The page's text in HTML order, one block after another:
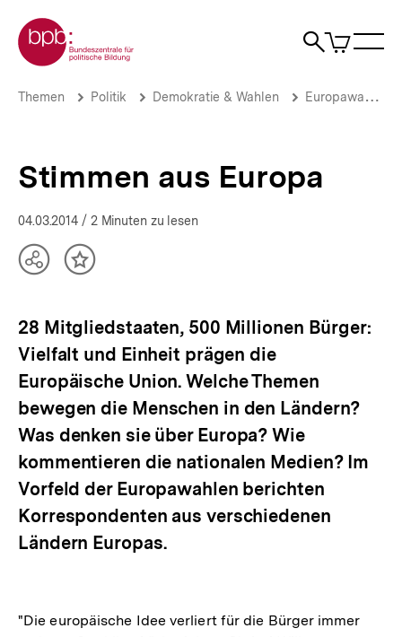
zum
Seiteninhalt
springen
Zur Startseite der bpb
Suche
Artikel
im
Stimmen
Themen
Brotkrümelnavigation
Pfadnavigation
Themen Politik Demokratie & Wahlen Europawahlen
Stimmen aus Europa
04.03.2014 / 2 Minuten zu lesen
TeilenInhalt
28 Mitgliedstaaten, 500 Millionen Bürger:
Vielfalt und Einheit prägen die
Europäische Union. Welche Themen
bewegen die Menschen in den Ländern?
Was denken sie über Europa? Wie
kommentieren die nationalen Medien? Im
Vorfeld der Europawahlen berichten
Korrespondenten aus verschiedenen
Ländern Europas.
"Die europäische Idee verliert für die Bürger immer